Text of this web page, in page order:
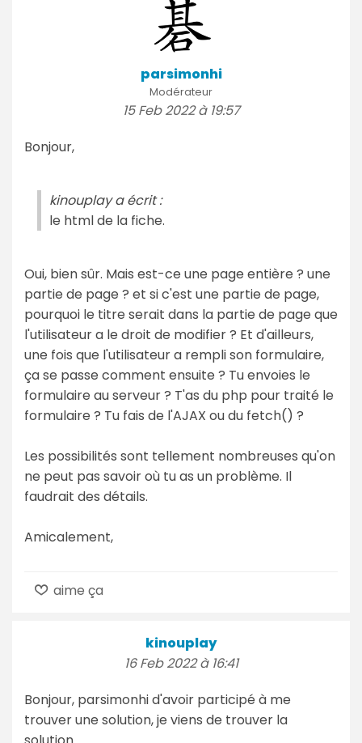
parsimonhi
Modérateur
15 Feb 2022 à 19:57
Bonjour,
kinouplay a écrit :
le html de la fiche.
Oui, bien sûr. Mais est-ce une page entière ? une
partie de page ? et si c'est une partie de page,
pourquoi le titre serait dans la partie de page que
l'utilisateur a le droit de modifier ? Et d'ailleurs,
une fois que l'utilisateur a rempli son formulaire,
ça se passe comment ensuite ? Tu envoies le
formulaire au serveur ? T'as du php pour traité le
formulaire ? Tu fais de l'AJAX ou du fetch() ?
Les possibilités sont tellement nombreuses qu'on
ne peut pas savoir où tu as un problème. Il
faudrait des détails.
Amicalement,
aime ça
kinouplay
16 Feb 2022 à 16:41
Bonjour, parsimonhi d'avoir participé à me
trouver une solution, je viens de trouver la